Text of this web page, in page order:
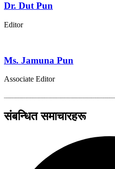
Dr. Dut Pun
Editor
Ms. Jamuna Pun
Associate Editor
संबन्धित समाचारहरू